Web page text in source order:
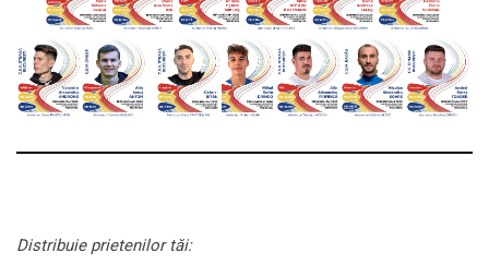
Distribuie prietenilor tăi: